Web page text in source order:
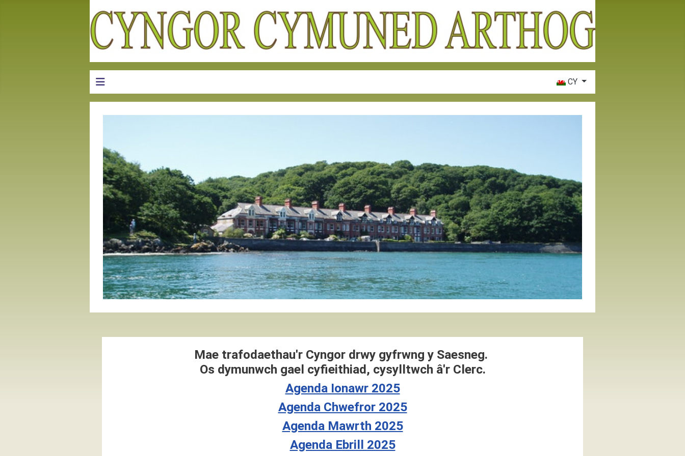
CY
Mae trafodaethau'r Cyngor drwy gyfrwng y Saesneg.
Os dymunwch gael cyfieithiad, cysylltwch â'r Clerc.
Agenda Ionawr 2025
Agenda Chwefror 2025
Agenda Mawrth 2025
Agenda Ebrill 2025